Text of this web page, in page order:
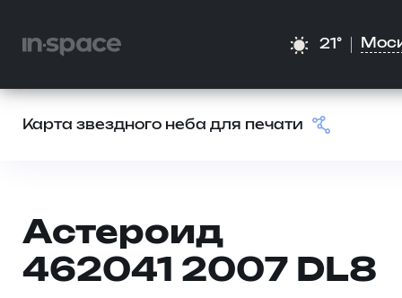
21°
Карта звездного неба для печати
Астероид
462041 2007 DL8